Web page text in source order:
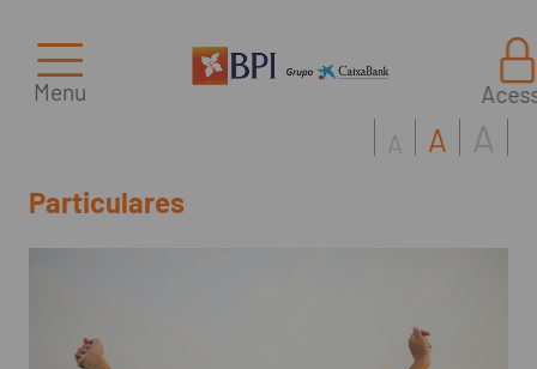
Menu
Particulares
A A A